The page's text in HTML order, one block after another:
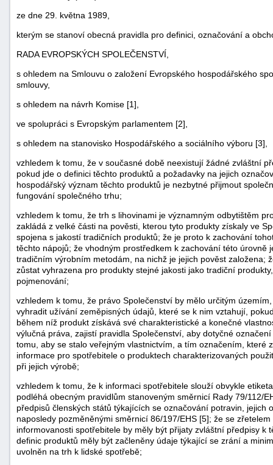
ze dne 29. května 1989,
kterým se stanoví obecná pravidla pro definici, označování a
RADA EVROPSKÝCH SPOLEČENSTVÍ,
s ohledem na Smlouvu o založení Evropského hospodářského
smlouvy,
s ohledem na návrh Komise [1],
ve spolupráci s Evropským parlamentem [2],
s ohledem na stanovisko Hospodářského a sociálního výboru [3],
vzhledem k tomu, že v současné době neexistují žádné zvláštní
pokud jde o definici těchto produktů a požadavky na jejich
hospodářský význam těchto produktů je nezbytné přijmout
fungování společného trhu;
vzhledem k tomu, že trh s lihovinami je významným odbytištěm
zakládá z velké části na pověsti, kterou tyto produkty získaly ve
spojena s jakostí tradičních produktů; že je proto k zachování
těchto nápojů; že vhodným prostředkem k zachování této úrovně
tradičním výrobním metodám, na nichž je jejich pověst založena;
zůstat vyhrazena pro produkty stejné jakosti jako tradiční
pojmenování;
vzhledem k tomu, že právo Společenství by mělo určitým
vyhradit užívání zeměpisných údajů, které se k nim vztahují,
během níž produkt získává své charakteristické a konečné
výlučná práva, zajistí pravidla Společenství, aby dotyčné
tomu, aby se stalo veřejným vlastnictvím, a tím označením, které
informace pro spotřebitele o produktech charakterizovaných
při jejich výrobě;
vzhledem k tomu, že k informaci spotřebitele slouží obvykle
podléhá obecným pravidlům stanoveným směrnicí Rady 79/112/
předpisů členských států týkajících se označování potravin, jejich
naposledy pozměněnými směrnicí 86/197/EHS [5]; že se
informovanosti spotřebitele by měly být přijaty zvláštní předpisy k
definic produktů měly být začleněny údaje týkající se zrání a
uvolněn na trh k lidské spotřebě;
náhrady
škody